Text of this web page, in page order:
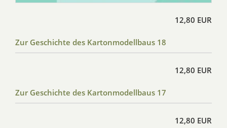
12,80 EUR
Zur Geschichte des Kartonmodellbaus 18
12,80 EUR
Zur Geschichte des Kartonmodellbaus 17
12,80 EUR